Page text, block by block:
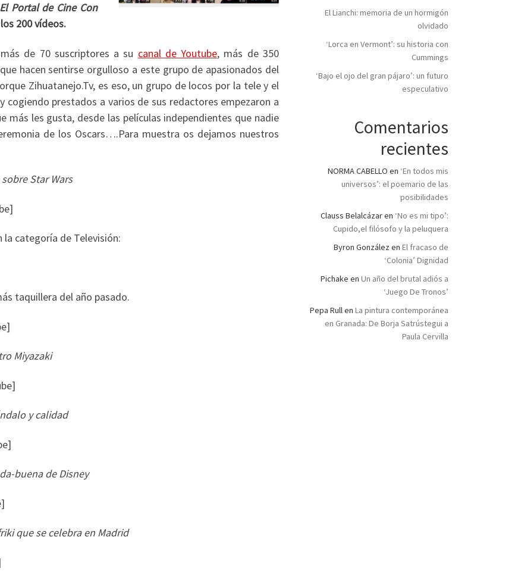
Portal de Cine Con
200 vídeos.
de 70 suscriptores a su canal de Youtube, más de 350
hacen sentirse orgulloso a este grupo de apasionados del
Zihuatanejo.Tv, es eso, un grupo de locos por la tele y el
cogiendo prestados a varios de sus redactores empezaron a
más les gusta, desde las películas independientes que nadie
de los Oscars….Para muestra os dejamos nuestros
Star Wars
la categoría de Televisión:
taquillera del año pasado.
Miyazaki
y calidad
buena de Disney
que se celebra en Madrid
El Lianchi: memoria de un hormigón
olvidado
‘Lorca en Vermont’: su historia con
Cummings
‘Bajo el ojo del gran pájaro’: un futuro
especulativo
Comentarios
recientes
NORMA CABELLO en ‘En todos mis
universos’: el poemario de las
posibilidades
Clauss Belalcázaren ‘No es mi tipo’:
Cupido,el filósofo y la peluquera
Byron González en El fracaso de
‘Colonia’ Dignidad
Pichake en Un año del brutal adiós a
‘Juego De Tronos’
Pepa Rullen La pintura contemporánea
en Granada: De Borja Satrústegui a
Paula Cervilla